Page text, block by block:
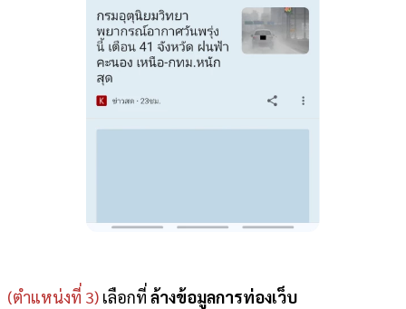
(ตำแหน่งที่ 3) เลือกที่ ล้างข้อมูลการท่องเว็บ